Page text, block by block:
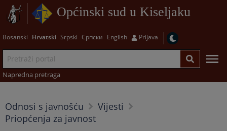
Općinski sud u Kiseljaku
Bosanski Hrvatski Srpski Српски English Prijava
Napredna pretraga
Odnosi s javnošću
Vijesti
Priopćenja za javnost